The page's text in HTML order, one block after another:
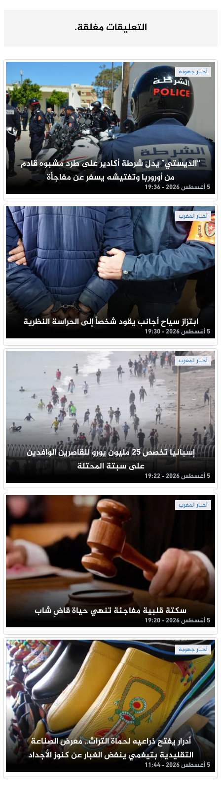
التعليقات مغلقة.
أخبار جهوية
“الديستي” يدل شرطة أكادير على طرد مشبوه قادم
من أوروربا وتفتيشه يسفر عن مفاجأة
5 أغسطس 2026 - 19:36
أخبار المغرب
ابتزاز سياح أجانب يقود شخصاً إلى الحراسة النظرية
5 أغسطس 2026 - 19:30
أخبار المغرب
إسبانيا تخصص 25 مليون يورو للقاصرين الوافدين
على سبتة المحتلة
5 أغسطس 2026 - 19:22
أخبار المغرب
سكتة قلبية مفاجئة تنهي حياة قاضِ شاب
5 أغسطس 2026 - 19:20
أخبار جهوية
أدرار يفتح ذراعيه لحماة التراث.. معرض الصناعة
التقليدية بتيغمي ينفض الغبار عن كنوز الأجداد
5 أغسطس 2026 - 11:44